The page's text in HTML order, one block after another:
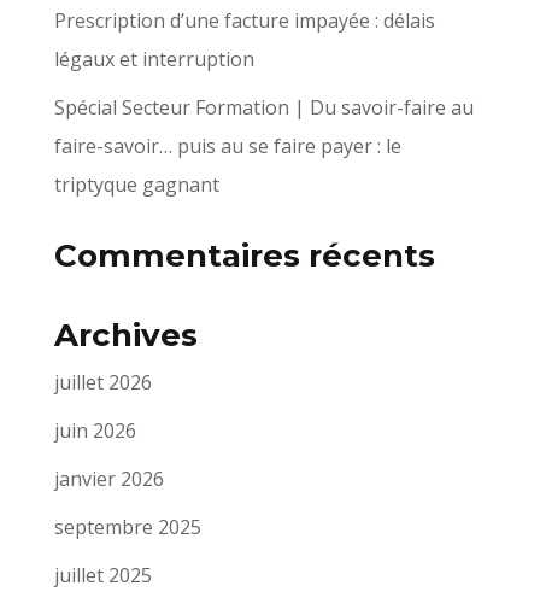
Prescription d’une facture impayée : délais
légaux et interruption
Spécial Secteur Formation | Du savoir-faire au
faire-savoir… puis au se faire payer : le
triptyque gagnant
Commentaires récents
Archives
juillet 2026
juin 2026
janvier 2026
septembre 2025
juillet 2025